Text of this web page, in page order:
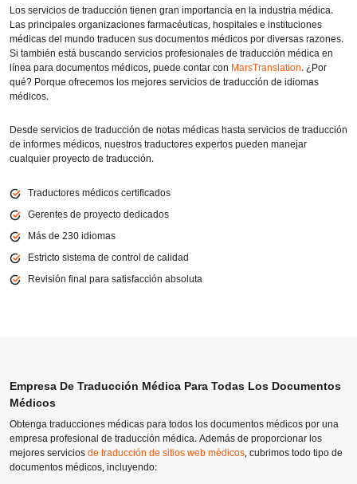
Los servicios de traducción tienen gran importancia en la industria médica.
Las principales organizaciones farmacéuticas, hospitales e instituciones
médicas del mundo traducen sus documentos médicos por diversas razones.
Si también está buscando servicios profesionales de traducción médica en
línea para documentos médicos, puede contar con MarsTranslation. ¿Por
qué? Porque ofrecemos los mejores servicios de traducción de idiomas
médicos.
Desde servicios de traducción de notas médicas hasta servicios de traducción
de informes médicos, nuestros traductores expertos pueden manejar
cualquier proyecto de traducción.
Traductores médicos certificados
Gerentes de proyecto dedicados
Más de 230 idiomas
Estricto sistema de control de calidad
Revisión final para satisfacción absoluta
Empresa De Traducción Médica Para Todas Los Documentos
Médicos
Obtenga traducciones médicas para todos los documentos médicos por una
empresa profesional de traducción médica. Además de proporcionar los
mejores serviciosde traducción de sitios web médicos, cubrimos todo tipo de
documentos médicos, incluyendo: